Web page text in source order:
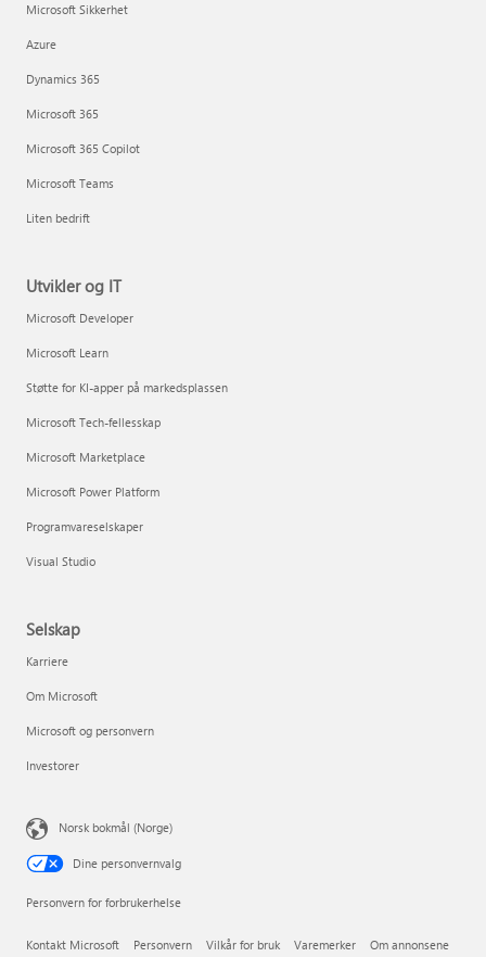
Microsoft Sikkerhet
Azure
Dynamics 365
Microsoft 365
Microsoft 365 Copilot
Microsoft Teams
Liten bedrift
Utvikler og IT
Microsoft Developer
Microsoft Learn
Støtte for KI-apper på markedsplassen
Microsoft Tech-fellesskap
Microsoft Marketplace
Microsoft Power Platform
Programvareselskaper
Visual Studio
Selskap
Karriere
Om Microsoft
Microsoft og personvern
Investorer
Norsk bokmål (Norge)
Dine personvernvalg
Personvern for forbrukerhelse
Kontakt Microsoft Personvern Vilkår for bruk Varemerker Om annonsene